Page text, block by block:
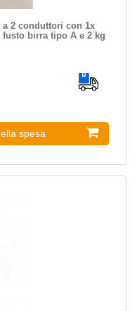
2 conduttori con 1x
birra tipo A e 2 kg
spesa